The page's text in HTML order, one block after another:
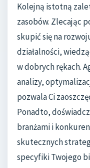
Kolejną istotną
zasobów. Zlecając
skupić się na
działalności,
w dobrych rękach.
analizy,
pozwala Ci
Ponadto,
branżami i
skutecznych
specyfiki Twojego